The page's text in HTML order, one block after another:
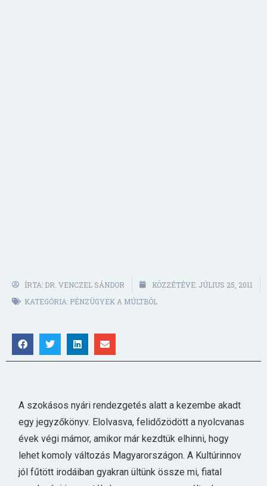
ÍRTA: DR. VENCZEL SÁNDOR KÖZZÉTÉVE: JÚLIUS 25, 2011
KATEGÓRIA: PÉNZÜGYEK A MÚLTBÓL
A szokásos nyári rendezgetés alatt a kezembe akadt
egy jegyzőkönyv. Elolvasva, felidőzödött a nyolcvanas
évek végi mámor, amikor már kezdtük elhinni, hogy
lehet komoly változás Magyarországon. A Kultúrinnov
jól fűtött irodáiban gyakran ültünk össze mi, fiatal